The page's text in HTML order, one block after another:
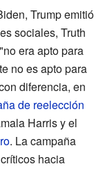
Trump emitió
sociales, Truth
era apto para
no es apto para
diferencia, en
de reelección
Harris y el
. La campaña
hacia